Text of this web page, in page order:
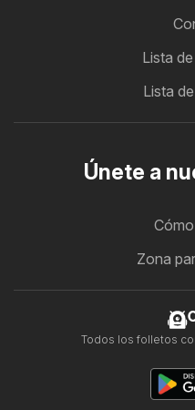
Lista
Lista
Únete a
Zona
Todos los folletos